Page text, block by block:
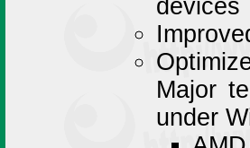
devices
Major
under